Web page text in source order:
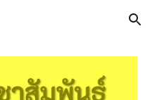
Skip to navigation